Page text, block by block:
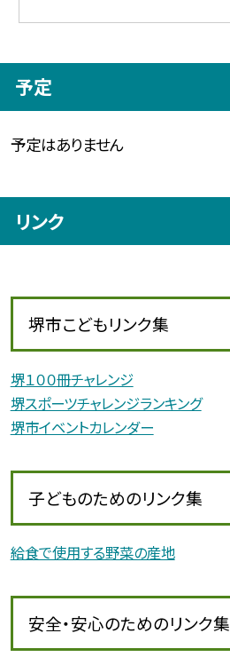
予定
予定はありません
リンク
堺市こどもリンク集
堺１００冊チャレンジ
堺スポーツチャレンジランキング
堺市イベントカレンダー
子どものためのリンク集
給食で使用する野菜の産地
安全・安心のためのリンク集